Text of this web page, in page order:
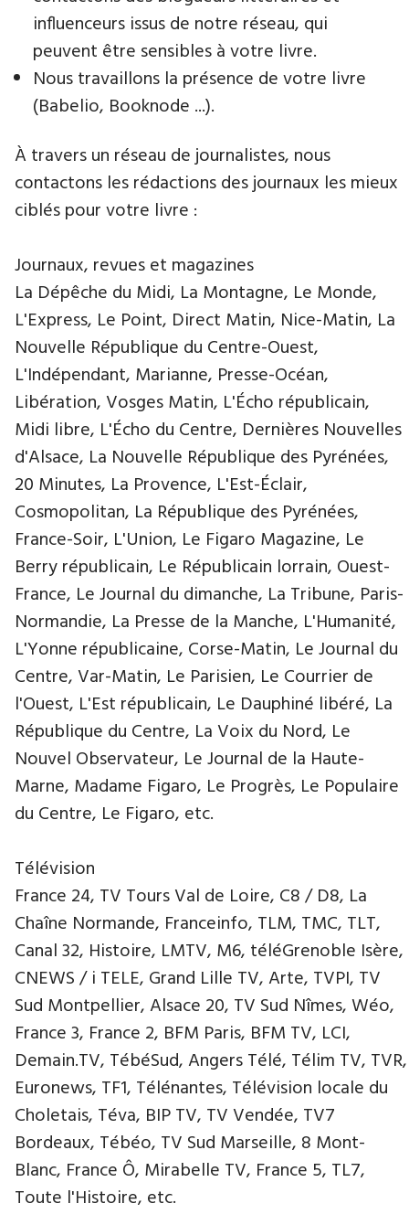
influenceurs issus de notre réseau, qui
peuvent être sensibles à votre livre.
Nous travaillons la présence de votre livre
(Babelio, Booknode ...).
À travers un réseau de journalistes, nous
contactons les rédactions des journaux les mieux
ciblés pour votre livre :
Journaux, revues et magazines
La Dépêche du Midi, La Montagne, Le Monde,
L'Express, Le Point, Direct Matin, Nice-Matin, La
Nouvelle République du Centre-Ouest,
L'Indépendant, Marianne, Presse-Océan,
Libération, Vosges Matin, L'Écho républicain,
Midi libre, L'Écho du Centre, Dernières Nouvelles
d'Alsace, La Nouvelle République des Pyrénées,
20 Minutes, La Provence, L'Est-Éclair,
Cosmopolitan, La République des Pyrénées,
France-Soir, L'Union, Le Figaro Magazine, Le
Berry républicain, Le Républicain lorrain, Ouest-
France, Le Journal du dimanche, La Tribune, Paris-
Normandie, La Presse de la Manche, L'Humanité,
L'Yonne républicaine, Corse-Matin, Le Journal du
Centre, Var-Matin, Le Parisien, Le Courrier de
l'Ouest, L'Est républicain, Le Dauphiné libéré, La
République du Centre, La Voix du Nord, Le
Nouvel Observateur, Le Journal de la Haute-
Marne, Madame Figaro, Le Progrès, Le Populaire
du Centre, Le Figaro, etc.
Télévision
France 24, TV Tours Val de Loire, C8 / D8, La
Chaîne Normande, Franceinfo, TLM, TMC, TLT,
Canal 32, Histoire, LMTV, M6, téléGrenoble Isère,
CNEWS / i TELE, Grand Lille TV, Arte, TVPI, TV
Sud Montpellier, Alsace 20, TV Sud Nîmes, Wéo,
France 3, France 2, BFM Paris, BFM TV, LCI,
Demain.TV, TébéSud, Angers Télé, Télim TV, TVR,
Euronews, TF1, Télénantes, Télévision locale du
Choletais, Téva, BIP TV, TV Vendée, TV7
Bordeaux, Tébéo, TV Sud Marseille, 8 Mont-
Blanc, France Ô, Mirabelle TV, France 5, TL7,
Toute l'Histoire, etc.